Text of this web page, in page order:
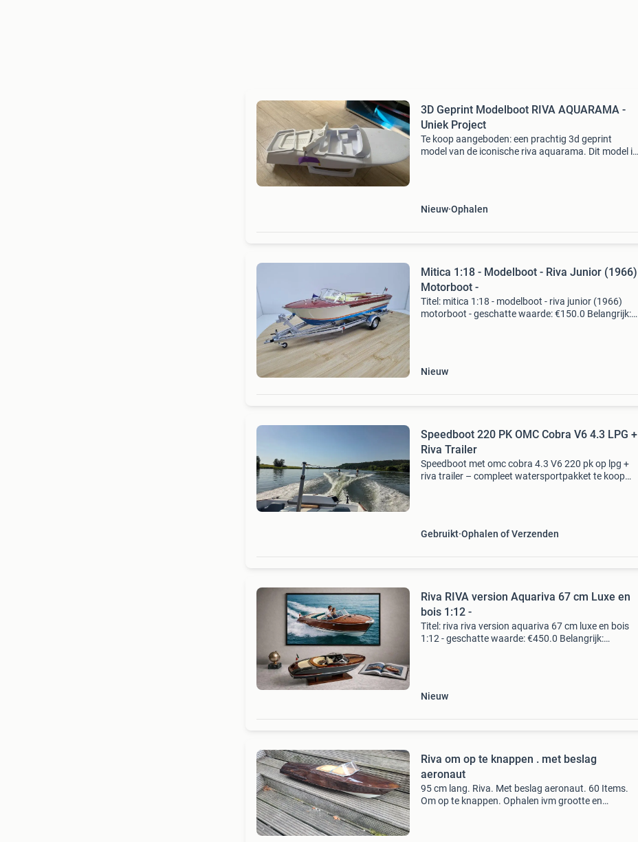
3D Geprint Modelboot RIVA AQUARAMA -
Uniek Project
Te koop aangeboden: een prachtig 3d geprint
model van de iconische riva aquarama. Dit model is
Nieuw Ophalen
Mitica 1:18 - Modelboot - Riva Junior (1966)
Motorboot -
Titel: mitica 1:18 - modelboot - riva junior (1966)
motorboot - geschatte waarde: €150.0 Belangrijk:
Nieuw
Speedboot 220 PK OMC Cobra V6 4.3 LPG +
Riva Trailer
Speedboot met omc cobra 4.3 V6 220 pk op lpg +
riva trailer – compleet watersportpakket te koop
Gebruikt Ophalen of Verzenden
Riva RIVA version Aquariva 67 cm Luxe en
bois 1:12 -
Titel: riva riva version aquariva 67 cm luxe en bois
1:12 - geschatte waarde: €450.0 Belangrijk:
Nieuw
Riva om op te knappen . met beslag
aeronaut
95 cm lang. Riva. Met beslag aeronaut. 60 Items.
Om op te knappen. Ophalen ivm grootte en